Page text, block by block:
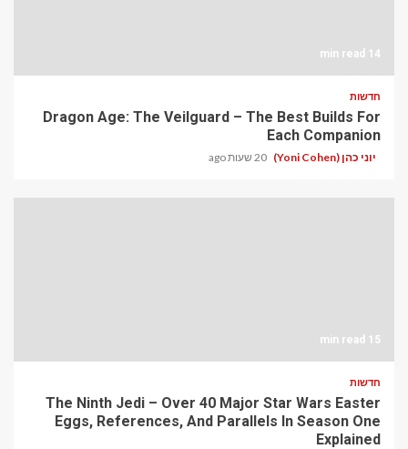
14 min read
חדשות
Dragon Age: The Veilguard – The Best Builds For
Each Companion
יוני כהן (Yoni Cohen) 20 שעות ago
15 min read
חדשות
The Ninth Jedi – Over 40 Major Star Wars Easter
Eggs, References, And Parallels In Season One
Explained